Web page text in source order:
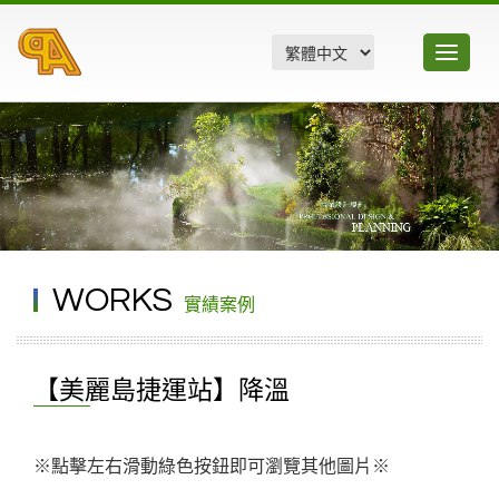
Toggle
WORKS 實績案例
【美麗島捷運站】降溫
※點擊左右滑動綠色按鈕即可瀏覽其他圖片※